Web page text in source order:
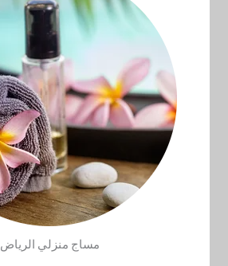
مساج منزلي الرياض